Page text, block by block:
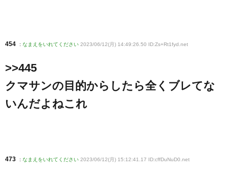
454 : なまえをいれてください 2023/06/12(月) 14:49:26.50 ID:Zs+Rt1fyd .net
>>445
クマサンの目的からしたら全くブレてな
いんだよねこれ
473 : なまえをいれてください 2023/06/12(月) 15:12:41.17 ID:cffDuNuD0.net